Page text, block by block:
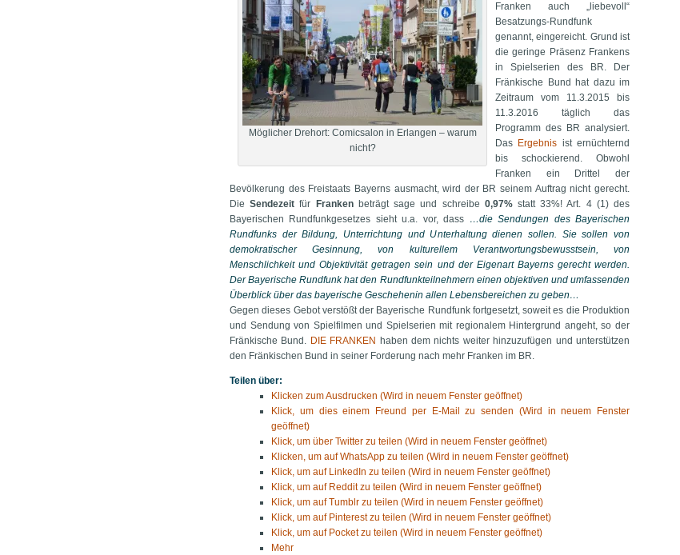
Möglicher Drehort: Comicsalon in Erlangen – warum
nicht?
Franken auch „liebevoll“
Besatzungs-Rundfunk
genannt, eingereicht. Grund ist
die geringe Präsenz Frankens
in Spielserien des BR. Der
Fränkische Bund hat dazu im
Zeitraum vom 11.3.2015 bis
11.3.2016 täglich das
Programm des BR analysiert.
Das Ergebnis ist ernüchternd
bis schockierend. Obwohl
Franken ein Drittel der
Bevölkerung des Freistaats Bayerns ausmacht, wird der BR seinem Auftrag nicht gerecht.
DieSendezeit für Frankenbeträgt sage und schreibe 0,97% statt 33%! Art. 4 (1) des
Bayerischen Rundfunkgesetzes sieht u.a. vor, dass …die Sendungen des Bayerischen
Rundfunks der Bildung, Unterrichtung und Unterhaltung dienen sollen. Sie sollen von
demokratischer Gesinnung, von kulturellem Verantwortungsbewusstsein, von
Menschlichkeit und Objektivität getragen sein und der Eigenart Bayerns gerecht werden.
Der Bayerische Rundfunk hat den Rundfunkteilnehmern einen objektiven und umfassenden
Überblick über das bayerische Geschehenin allen Lebensbereichen zu geben…
Gegen dieses Gebot verstößt der Bayerische Rundfunk fortgesetzt, soweit es die Produktion
und Sendung von Spielfilmen und Spielserien mit regionalem Hintergrund angeht, so der
Fränkische Bund. DIE FRANKEN
haben dem nichts weiter hinzuzufügen und unterstützen
den Fränkischen Bund in seiner Forderung nach mehr Franken im BR.
Teilen über:
Klicken zum Ausdrucken (Wird in neuem Fenster geöffnet)
Klick, um dies einem Freund per E-Mail zu senden (Wird in neuem Fenster
geöffnet)
Klick, um über Twitter zu teilen (Wird in neuem Fenster geöffnet)
Klicken, um auf WhatsApp zu teilen (Wird in neuem Fenster geöffnet)
Klick, um auf LinkedIn zu teilen (Wird in neuem Fenster geöffnet)
Klick, um auf Reddit zu teilen (Wird in neuem Fenster geöffnet)
Klick, um auf Tumblr zu teilen (Wird in neuem Fenster geöffnet)
Klick, um auf Pinterest zu teilen (Wird in neuem Fenster geöffnet)
Klick, um auf Pocket zu teilen (Wird in neuem Fenster geöffnet)
Mehr